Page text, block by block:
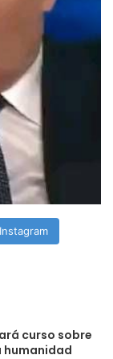
curso sobre
humanidad